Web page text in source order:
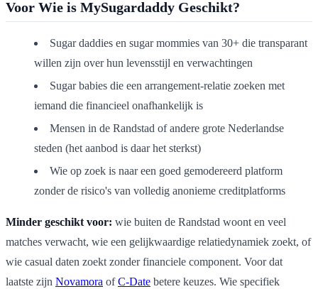
Voor Wie is MySugardaddy Geschikt?
Sugar daddies en sugar mommies van 30+ die transparant
willen zijn over hun levensstijl en verwachtingen
Sugar babies die een arrangement-relatie zoeken met
iemand die financieel onafhankelijk is
Mensen in de Randstad of andere grote Nederlandse
steden (het aanbod is daar het sterkst)
Wie op zoek is naar een goed gemodereerd platform
zonder de risico's van volledig anonieme creditplatforms
Minder geschikt voor: wie buiten de Randstad woont en veel
matches verwacht, wie een gelijkwaardige relatiedynamiek zoekt, of
wie casual daten zoekt zonder financiele component. Voor dat
laatste zijn Novamora ofC-Date betere keuzes. Wie specifiek